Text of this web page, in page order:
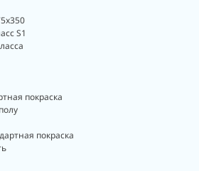
S1
покраска
покраска